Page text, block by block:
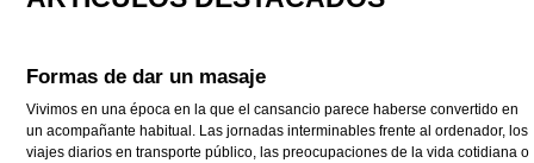
Formas de dar un masaje
Vivimos en una época en la que el cansancio parece haberse convertido en
un acompañante habitual. Las jornadas interminables frente al ordenador, los
viajes diarios en transporte público, las preocupaciones de la vida cotidiana o